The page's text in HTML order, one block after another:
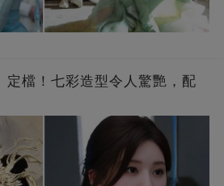
定檔！七彩造型令人驚艷，配